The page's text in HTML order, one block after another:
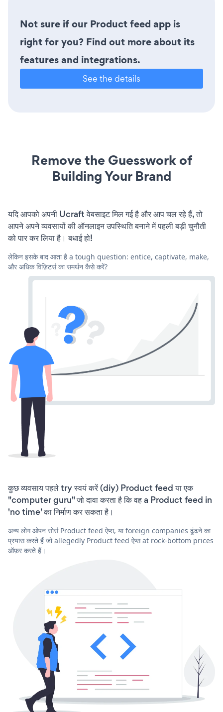
Not sure if our Product feed app is
right for you? Find out more about its
features and integrations.
See the details
Remove the Guesswork of
Building Your Brand
यदि आपको अपनी Ucraft वेबसाइट मिल गई है और आप चल रहे हैं, तो
आपने अपने व्यवसायों की ऑनलाइन उपस्थिति बनाने में पहली बड़ी चुनौती
को पार कर लिया है। बधाई हो!
लेकिन इसके बाद आता है a tough question: entice, captivate, make,
और अधिक विज़िटर्स का समर्थन कैसे करें?
कुछ व्यवसाय पहले try स्वयं करें (diy) Product feed या एक
"computer guru" जो दावा करता है कि वह a Product feed in
'no time' का निर्माण कर सकता है।
अन्य लोग ओपन सोर्स Product feed ऐप्स, या foreign companies ढूंढने का
प्रयास करते हैं जो allegedly Product feed ऐप्स at rock-bottom prices
ऑफ़र करते हैं।